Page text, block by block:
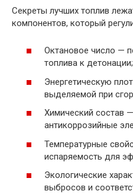
Секреты лучших топлив
компонентов, который
Октановое число —
топлива к детонации;
Энергетическую
выделяемой при
Химический состав
антикоррозийные
Температурные
испаряемость для
Экологические
выбросов и